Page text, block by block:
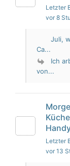
Letzter
vor 8
Juli,
Ca...
Ich
von...
Letzter
vor 13